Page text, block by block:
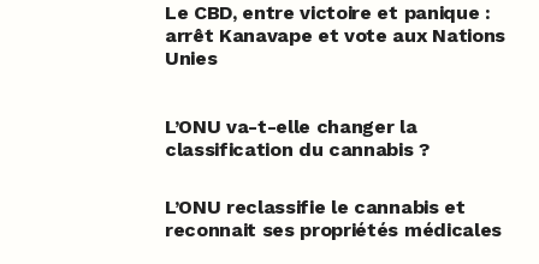
Le CBD, entre victoire et panique :
arrêt Kanavape et vote aux Nations
Unies
L’ONU va-t-elle changer la
classification du cannabis ?
L’ONU reclassifie le cannabis et
reconnait ses propriétés médicales